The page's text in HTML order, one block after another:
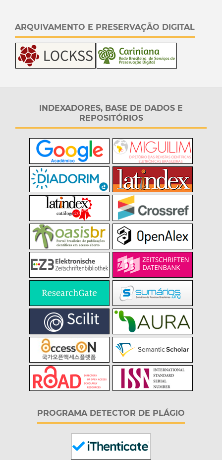
ARQUIVAMENTO E PRESERVAÇÃO DIGITAL
INDEXADORES, BASE DE DADOS E
REPOSITÓRIOS
PROGRAMA DETECTOR DE PLÁGIO